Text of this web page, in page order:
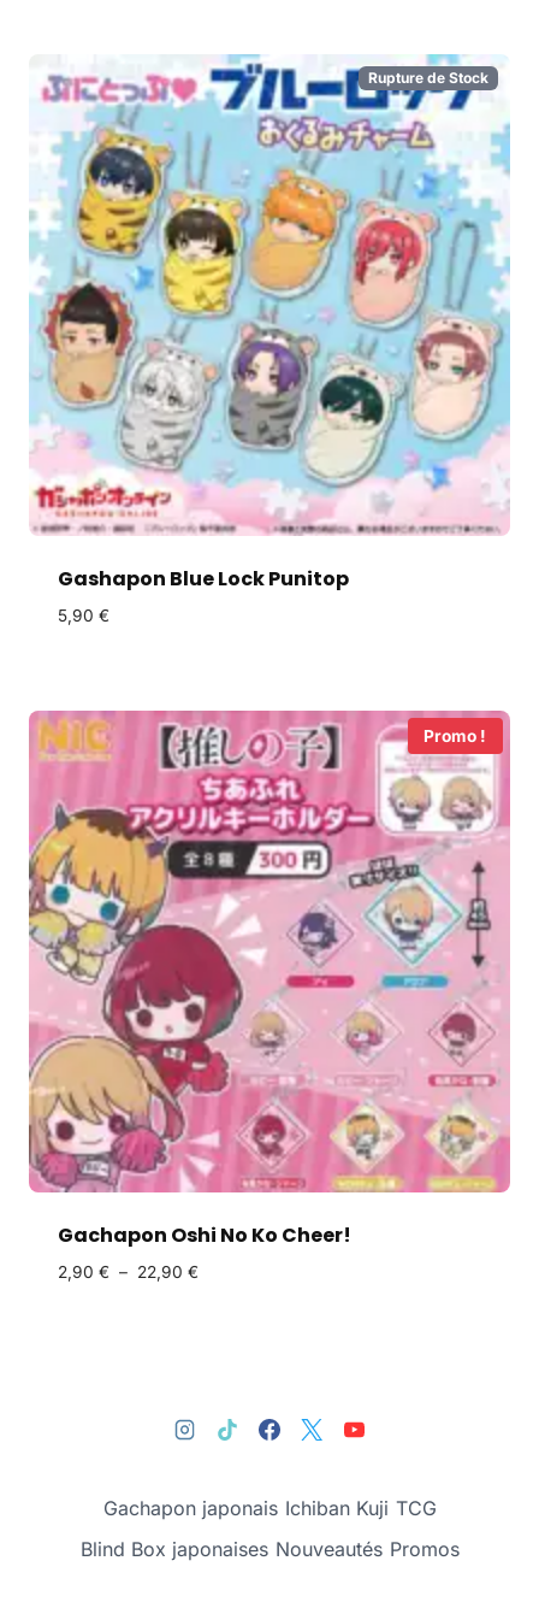
Rupture de Stock
Gashapon Blue Lock Punitop
5,90 €
Promo !
Gachapon Oshi No Ko Cheer!
2,90 € – 22,90 €
Gachapon japonais Ichiban Kuji TCG
Blind Box japonaises Nouveautés Promos